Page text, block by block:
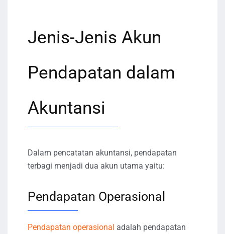
Jenis-Jenis Akun
Pendapatan dalam
Akuntansi
Dalam pencatatan akuntansi, pendapatan
terbagi menjadi dua akun utama yaitu:
Pendapatan Operasional
Pendapatan operasional adalah pendapatan